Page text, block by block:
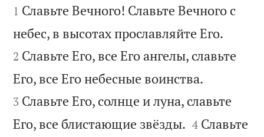

1 Славьте Вечного! Славьте Вечного с
небес, в высотах прославляйте Его.
2 Славьте Его, все Его ангелы, славьте
Его, все Его небесные воинства.
3 Славьте Его, солнце и луна, славьте
Его, все блистающие звёзды. 

4 Славьте